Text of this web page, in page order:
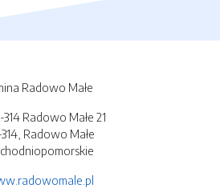
Radowo Małe
314 Radowo Małe 21
Radowo Małe